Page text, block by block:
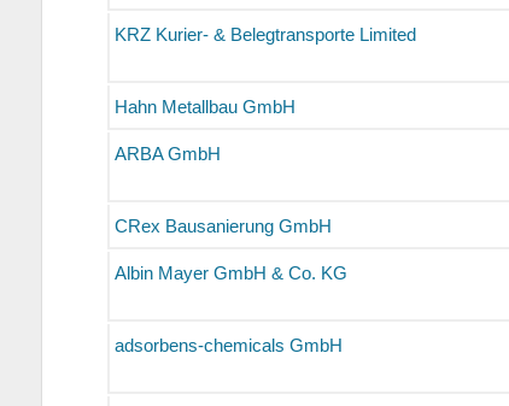
KRZ Kurier- & Belegtransporte Limited
Hahn Metallbau GmbH
ARBA GmbH
CRex Bausanierung GmbH
Albin Mayer GmbH & Co. KG
adsorbens-chemicals GmbH